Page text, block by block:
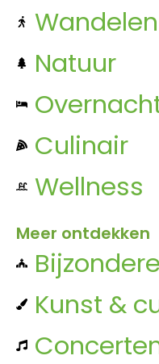
Wandelen
Natuur
Culinair
Wellness
Meer ontdekken
Kunst &